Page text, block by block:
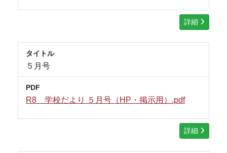
詳細
タイトル
５月号
PDF
R8 学校だより ５月号（HP・掲示用）.pdf
詳細